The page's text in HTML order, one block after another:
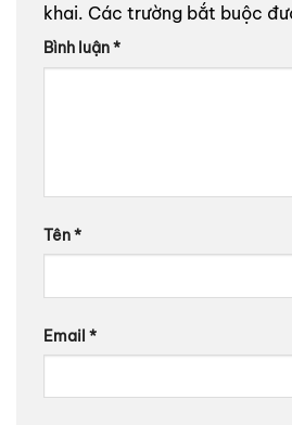
khai. Các trường bắt buộc
Bình luận*
Tên*
Email *